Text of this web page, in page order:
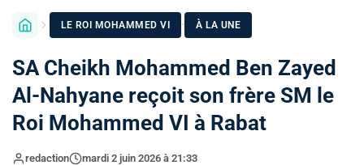
LE ROI MOHAMMED VI · À LA UNE
SA Cheikh Mohammed Ben Zayed
Al-Nahyane reçoit son frère SM le
Roi Mohammed VI à Rabat
redaction mardi 2 juin 2026 à 21:33